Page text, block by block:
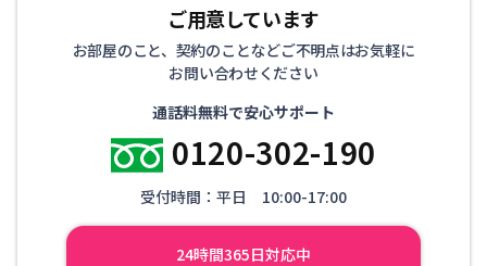
ご用意しています
お部屋のこと、契約のことなどご不明点はお気軽に
お問い合わせください
通話料無料で安心サポート
0120-302-190
受付時間：平日 10:00-17:00
24時間365日対応中